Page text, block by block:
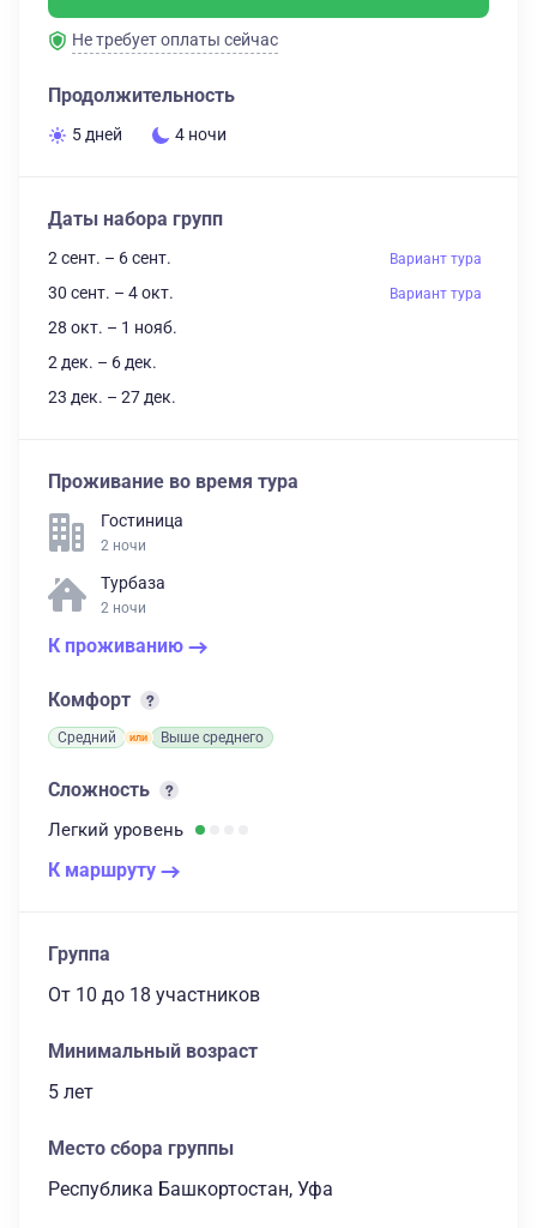
Не требует оплаты сейчас
Продолжительность
5 дней 4 ночи
Даты набора групп
2 сент. – 6 сент. Вариант тура
30 сент. – 4 окт. Вариант тура
28 окт. – 1 нояб.
2 дек. – 6 дек.
23 дек. – 27 дек.
Проживание во время тура
Гостиница
2 ночи
Турбаза
2 ночи
К проживанию
Комфорт
Средний Выше среднего
Сложность
Легкий уровень
К маршруту
Группа
От 10 до 18 участников
Минимальный возраст
5 лет
Место сбора группы
Республика Башкортостан, Уфа